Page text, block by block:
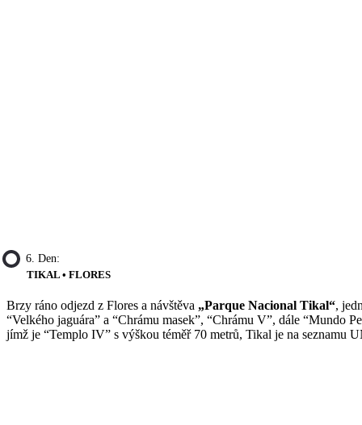
6. Den:
TIKAL • FLORES
Brzy ráno odjezd z Flores a návštěva „Parque Nacional Tikal“,
“Velkého jaguára” a “Chrámu masek”, “Chrámu V”, dále “Mundo
jímž je “Templo IV” s výškou téměř 70 metrů, Tikal je na seznamu